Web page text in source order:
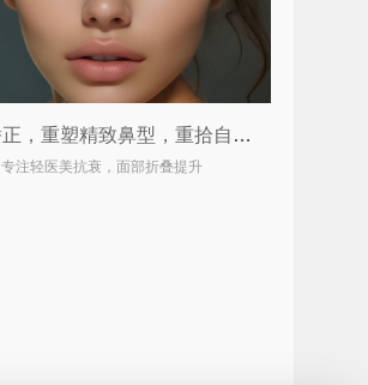
宽鼻矫正，重塑精致鼻型，重拾自信魅力
专注轻医美抗衰，面部折叠提升